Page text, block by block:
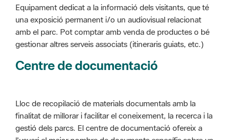
Equipament dedicat a la informació dels visitants, que té
una exposició permanent i/o un audiovisual relacionat
amb el parc. Pot comptar amb venda de productes o bé
gestionar altres serveis associats (itineraris guiats, etc.)
Centre de documentació
Lloc de recopilació de materials documentals amb la
finalitat de millorar i facilitar el coneixement, la recerca i la
gestió dels parcs. El centre de documentació ofereix a